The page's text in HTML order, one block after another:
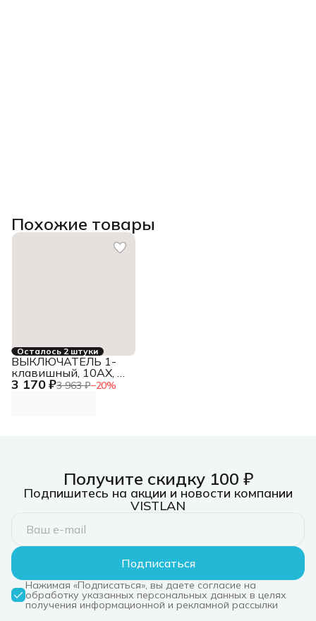
Похожие товары
Осталось 2 штуки
3 170 ₽3 963 ₽−20%
ВЫКЛЮЧАТЕЛЬ 1-
клавишный, 10АХ, в
сборе, БЕЛЫЙ
Получите скидку 100 ₽
Подпишитесь на акции и новости компании
VISTLAN
Подписаться
Нажимая «Подписаться», вы даете согласие на
обработку указанных персональных данных в целях
получения информационной и рекламной рассылки